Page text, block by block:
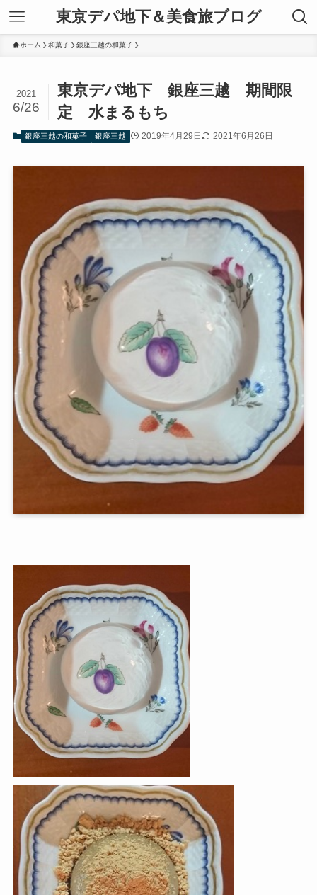
東京デパ地下＆美食旅ブログ
ホーム 和菓子 銀座三越の和菓子
東京デパ地下 銀座三越 期間限
定 水まるもち
2021
6/26
銀座三越の和菓子 銀座三越 2019年4月29日 2021年6月26日